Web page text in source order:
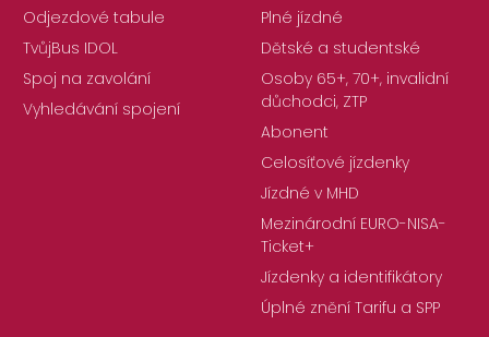
Odjezdové tabule
TvůjBus IDOL
Spoj na zavolání
Vyhledávání spojení
Plné jízdné
Dětské a studentské
Osoby 65+, 70+, invalidní
důchodci, ZTP
Abonent
Celosíťové jízdenky
Jízdné v MHD
Mezinárodní EURO-NISA-
Ticket+
Jízdenky a identifikátory
Úplné znění Tarifu a SPP